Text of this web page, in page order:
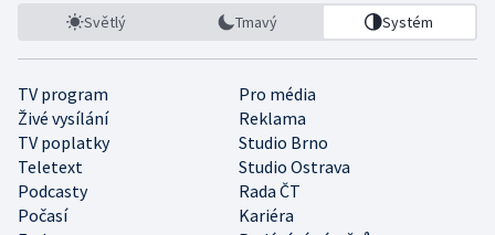
Světlý Tmavý Systém
TV program
Pro média
Živé vysílání
Reklama
TV poplatky
Studio Brno
Teletext
Studio Ostrava
Podcasty
Rada ČT
Počasí
Kariéra